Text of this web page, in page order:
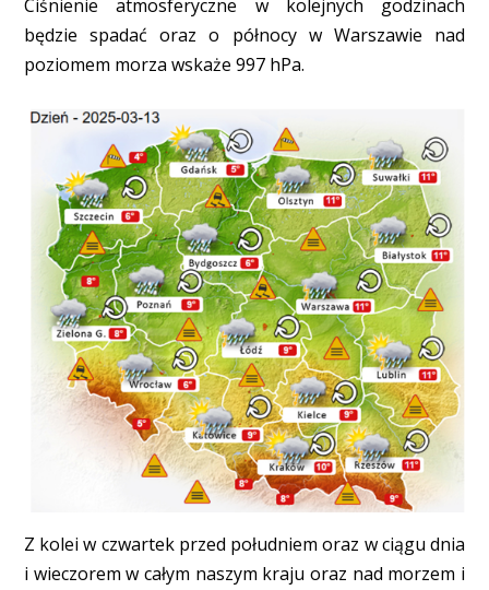
Ciśnienie atmosferyczne w kolejnych godzinach
będzie spadać oraz o północy w Warszawie nad
poziomem morza wskaże 997 hPa.
Z kolei w czwartek przed południem oraz w ciągu dnia
i wieczorem w całym naszym kraju oraz nad morzem i